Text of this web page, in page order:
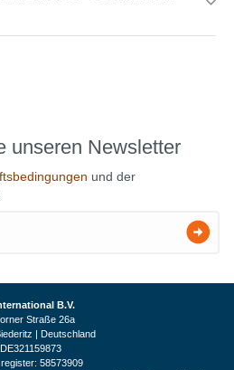
unseren Newsletter
und der
B.V.
Straße 26a
| Deutschland
58573909